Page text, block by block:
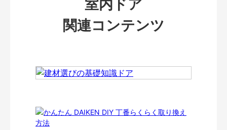
室内ドア
関連コンテンツ